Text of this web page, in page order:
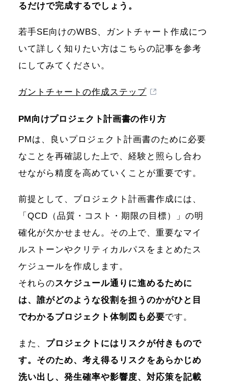
るだけで完成するでしょう。
若手SE向けのWBS、ガントチャート作成につ
いて詳しく知りたい方はこちらの記事を参考
にしてみてください。
ガントチャートの作成ステップ
PM向けプロジェクト計画書の作り方
PMは、良いプロジェクト計画書のために必要
なことを再確認した上で、経験と照らし合わ
せながら精度を高めていくことが重要です。
前提として、プロジェクト計画書作成には、
「QCD（品質・コスト・期限の目標）」の明
確化が欠かせません。その上で、重要なマイ
ルストーンやクリティカルパスをまとめたス
ケジュールを作成します。
それらのスケジュール通りに進めるために
は、誰がどのような役割を担うのかがひと目
でわかるプロジェクト体制図も必要です。
また、 プロジェクトにはリスクが付きもので
す。そのため、考え得るリスクをあらかじめ
洗い出し、発生確率や影響度、対応策を記載